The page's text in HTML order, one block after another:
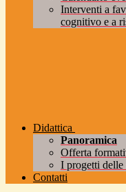
Interventi a
cognitivo e a
Didattica
Panoramica
Offerta
I progetti delle
Contatti